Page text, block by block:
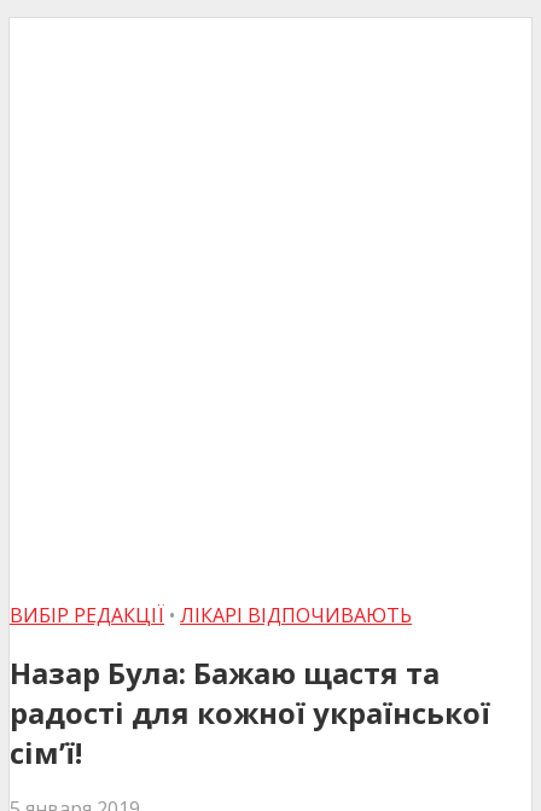
ВИБІР РЕДАКЦІЇ • ЛІКАРІ ВІДПОЧИВАЮТЬ
Назар Була: Бажаю щастя та
радості для кожної української
сім’ї!